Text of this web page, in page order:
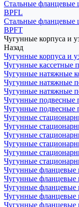
Стальные
BPFL
Стальные
BPFT
Чугунные корпуса и
Назад
Чугунные корпуса и
Чугунные кассетные
Чугунные натяжные
Чугунные натяжные
Чугунные натяжные
Чугунные
Чугунные
Чугунные
Чугунные
Чугунные
Чугунные
Чугунные
Чугунные
Чугунные фланцевые
Чугунные фланцевые
Чугунные фланцевые
Чугунные фланцевые
Чугунные